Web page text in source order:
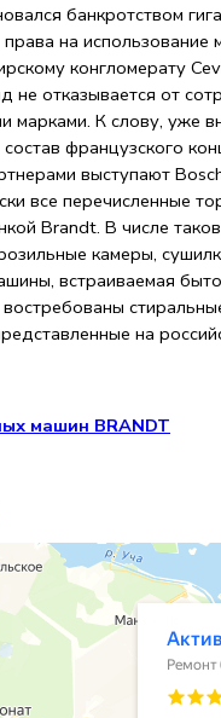
банкротством
на использование
конгломерату
не отказывается от
марками. К слову, уже
французского
выступают
все перечисленные
Brandt. В числе
камеры,
встраиваемая
на
машин BRANDT